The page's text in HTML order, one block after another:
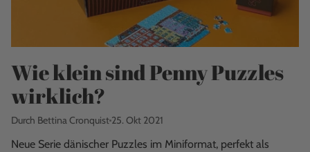
Wie klein sind Penny Puzzles
wirklich?
Durch Bettina Cronquist 25. Okt 2021
Neue Serie dänischer Puzzles im Miniformat, perfekt als